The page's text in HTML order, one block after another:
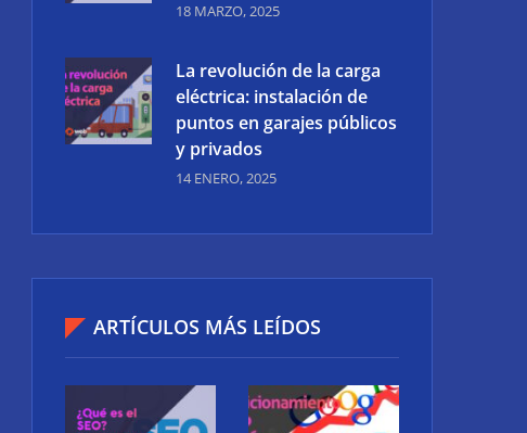
18 MARZO, 2025
La revolución de la carga
eléctrica: instalación de
puntos en garajes públicos
y privados
14 ENERO, 2025
ARTÍCULOS MÁS LEÍDOS